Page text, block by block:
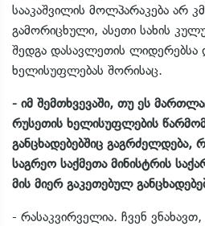
სააკაშვილის მოლპარაკება არ
გამორიცხული, ასეთი სახის
შედგა დასავლეთის ლიდერებსა
ხელისუფლებას შორისაც.
- იმ შემთხვევაში, თუ ეს
რუსეთის ხელისუფლების
განცხადებებშიც გაგრძელდება,
საგრეო საქმეთა მინისტრის
მის მიერ გაკეთებულ
- რასაკვირველია. ჩვენ